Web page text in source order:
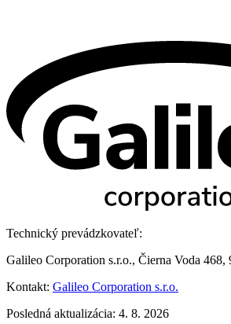
Technický prevádzkovateľ:
Galileo Corporation s.r.o., Čierna Voda 468,
Kontakt: Galileo Corporation s.r.o.
Posledná aktualizácia: 4. 8. 2026